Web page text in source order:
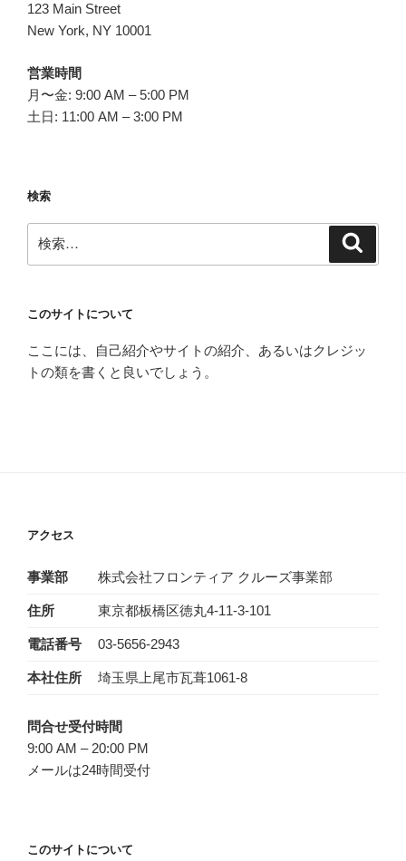
123 Main Street
New York, NY 10001
営業時間
月〜金: 9:00 AM – 5:00 PM
土日: 11:00 AM – 3:00 PM
検索
検
索:
このサイトについて
ここには、自己紹介やサイトの紹介、あるいはクレジッ
トの類を書くと良いでしょう。
アクセス
事業部 株式会社フロンティア クルーズ事業部
住所 東京都板橋区徳丸4-11-3-101
電話番号 03-5656-2943‬
本社住所 埼玉県上尾市瓦葺1061-8
問合せ受付時間
9:00 AM – 20:00 PM
メールは24時間受付
このサイトについて